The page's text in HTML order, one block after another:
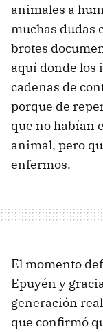
animales a
muchas dudas
brotes
aquí donde los
cadenas de
porque de
que no habían
animal, pero
enfermos.
El momento
Epuyén y
generación
que confirmó